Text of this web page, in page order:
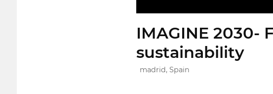
IMAGINE 2030-
sustainability
madrid, Spain